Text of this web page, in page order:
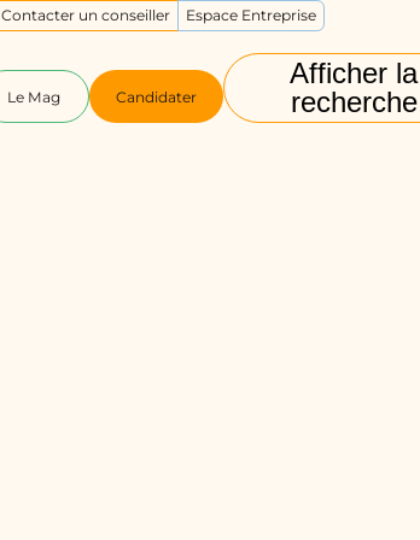
Afficher la
recherche
Le Mag Candidater
Contacter un conseiller Espace Entreprise